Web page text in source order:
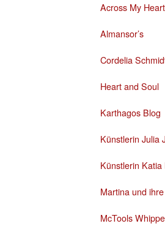
Across My Heart
Almansor’s
Cordelia
Heart and Soul
Karthagos Blog
Künstlerin Julia
Künstlerin
Martina und
McTools